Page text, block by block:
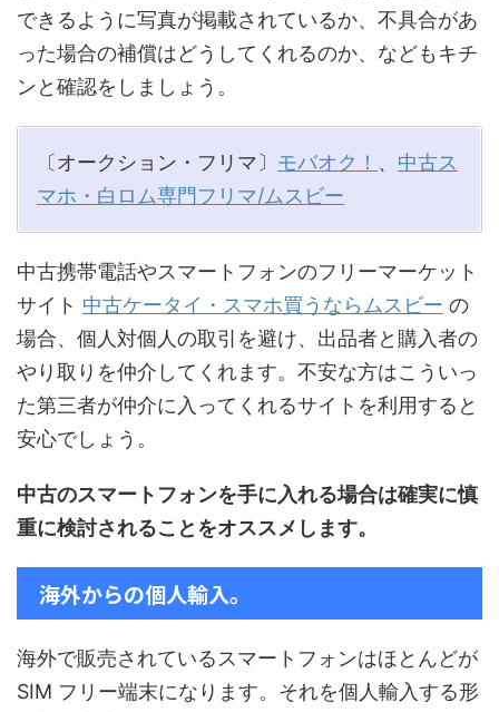
できるように写真が掲載されているか、不具合があ
った場合の補償はどうしてくれるのか、などもキチ
ンと確認をしましょう。
〔オークション・フリマ〕 モバオク！ 、 中古ス
マホ・白ロム専門フリマ/ムスビー
中古携帯電話やスマートフォンのフリーマーケット
サイト 中古ケータイ・スマホ買うならムスビー の
場合、個人対個人の取引を避け、出品者と購入者の
やり取りを仲介してくれます。不安な方はこういっ
た第三者が仲介に入ってくれるサイトを利用すると
安心でしょう。
中古のスマートフォンを手に入れる場合は確実に慎
重に検討されることをオススメします。
海外からの個人輸入。
海外で販売されているスマートフォンはほとんどが
SIM フリー端末になります。それを個人輸入する形